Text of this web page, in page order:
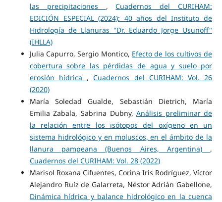
las precipitaciones ,Cuadernos del CURIHAM:
EDICIÓN ESPECIAL (2024): 40 años del Instituto de
Hidrología de Llanuras "Dr. Eduardo Jorge Usunoff"
(IHLLA)
Julia Capurro, Sergio Montico, Efecto de los cultivos de
cobertura sobre las pérdidas de agua y suelo por
erosión hídrica ,Cuadernos del CURIHAM: Vol. 26
(2020)
María Soledad Gualde, Sebastián Dietrich, María
Emilia Zabala, Sabrina Dubny,Análisis preliminar de
la relación entre los isótopos del oxígeno en un
sistema hidrológico y en moluscos, en el ámbito de la
llanura pampeana (Buenos Aires, Argentina) ,
Cuadernos del CURIHAM: Vol. 28 (2022)
Marisol Roxana Cifuentes, Corina Iris Rodríguez, Víctor
Alejandro Ruíz de Galarreta, Néstor Adrián Gabellone,
Dinámica hídrica y balance hidrológico en la cuenca